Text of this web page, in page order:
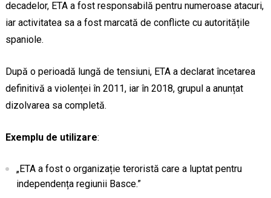
decadelor, ETA a fost responsabilă pentru numeroase atacuri,
iar activitatea sa a fost marcată de conflicte cu autoritățile
spaniole.
După o perioadă lungă de tensiuni, ETA a declarat încetarea
definitivă a violenței în 2011, iar în 2018, grupul a anunțat
dizolvarea sa completă.
Exemplu de utilizare:
„ETA a fost o organizație teroristă care a luptat pentru
independența regiunii Basce.”